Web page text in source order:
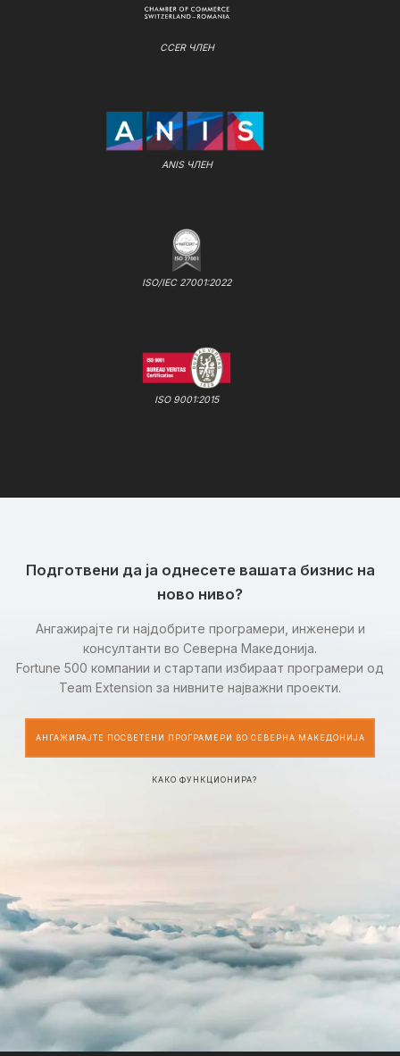
CCER ЧЛЕН
ANIS ЧЛЕН
ISO/IEC 27001:2022
ISO 9001:2015
Подготвени да ја однесете вашата бизнис на
ново ниво?
Ангажирајте ги најдобрите програмери, инженери и
консултанти во Северна Македонија.
Fortune 500 компании и стартапи избираат програмери од
Team Extension за нивните најважни проекти.
АНГАЖИРАЈТЕ ПОСВЕТЕНИ ПРОГРАМЕРИ ВО СЕВЕРНА МАКЕДОНИЈА
КАКО ФУНКЦИОНИРА?